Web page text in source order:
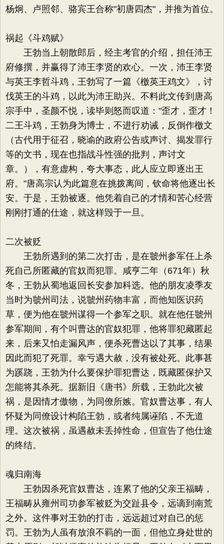
杨炯、卢照邻、骆宾王合称"初唐四杰"，并推为首位。
祸起《斗鸡赋》
王勃当上朝散郎后，经主考官的介绍，担任沛王
府修撰，并赢得了沛王李贤的欢心。一次，沛王李贤
与英王李哲斗鸡，王勃写了一篇《檄英王鸡文》，讨
伐英王的斗鸡，以此为沛王助兴。不料此文传到唐高
宗手中，圣颜不悦，读毕则怒而叹道："歪才，歪才！
二王斗鸡，王勃身为博士，不进行劝诫，反倒作檄文
（古代用于征召，晓谕的政府公告或声讨、揭发罪行
等的文书，现在也指战斗性强的批判，声讨文
章。），有意虚构，夸大事态，此人应立即逐出王
府。"唐高宗认为此篇意在挑拨离间，钦命将他逐出长
安。于是，王勃被逐。他凭着自己的才情和苦心经营
刚刚打通的仕途，就这样毁于一旦。
二次被贬
王勃所遇到的第二次打击，是在虢州参军任上杀
死自己所匿藏的官奴而犯罪。咸亨二年（671年）秋
冬，王勃从蜀地返回长安参加科选。他的朋友凌季友
当时为虢州司法，说虢州药物丰富，而他知医识药
草，便为他在虢州谋得一个参军之职。就在他任虢州
参军期间，有个叫曹达的官奴犯罪，他将罪犯藏匿起
来，后来又怕走漏风声，便杀死曹达以了其事，结果
因此而犯了死罪。幸亏遇大赦，没有被处死。此事甚
为蹊跷，王勃为什么要保护罪犯曹达，既藏匿保护又
怎能将其杀死。据新旧《唐书》所载，王勃此次被
祸，是因情才傲物，为同僚所嫉。官奴曹达事，有人
怀疑为同僚设计构陷王勃，或者纯属诬陷，不无道
理。这次被祸，虽遇赦未丢掉性命，但宣告了他仕途
的终结。
魂归南海
王勃因杀死官奴曹达，连累了他的父亲王福畴，
王福畴从雍州司功参军被贬为交趾县令，远谪到南荒
之外。这件事对王勃的打击，远远超过对自己的惩
罚。王勃为人虽有放浪不羁的一面，但他立身处世的